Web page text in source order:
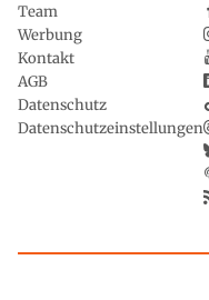
Team
Werbung
Kontakt
AGB
Datenschutz
Datenschutzeinstellungen